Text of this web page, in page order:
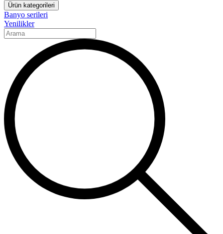
Ürün kategorileri
Banyo serileri
Yenilikler